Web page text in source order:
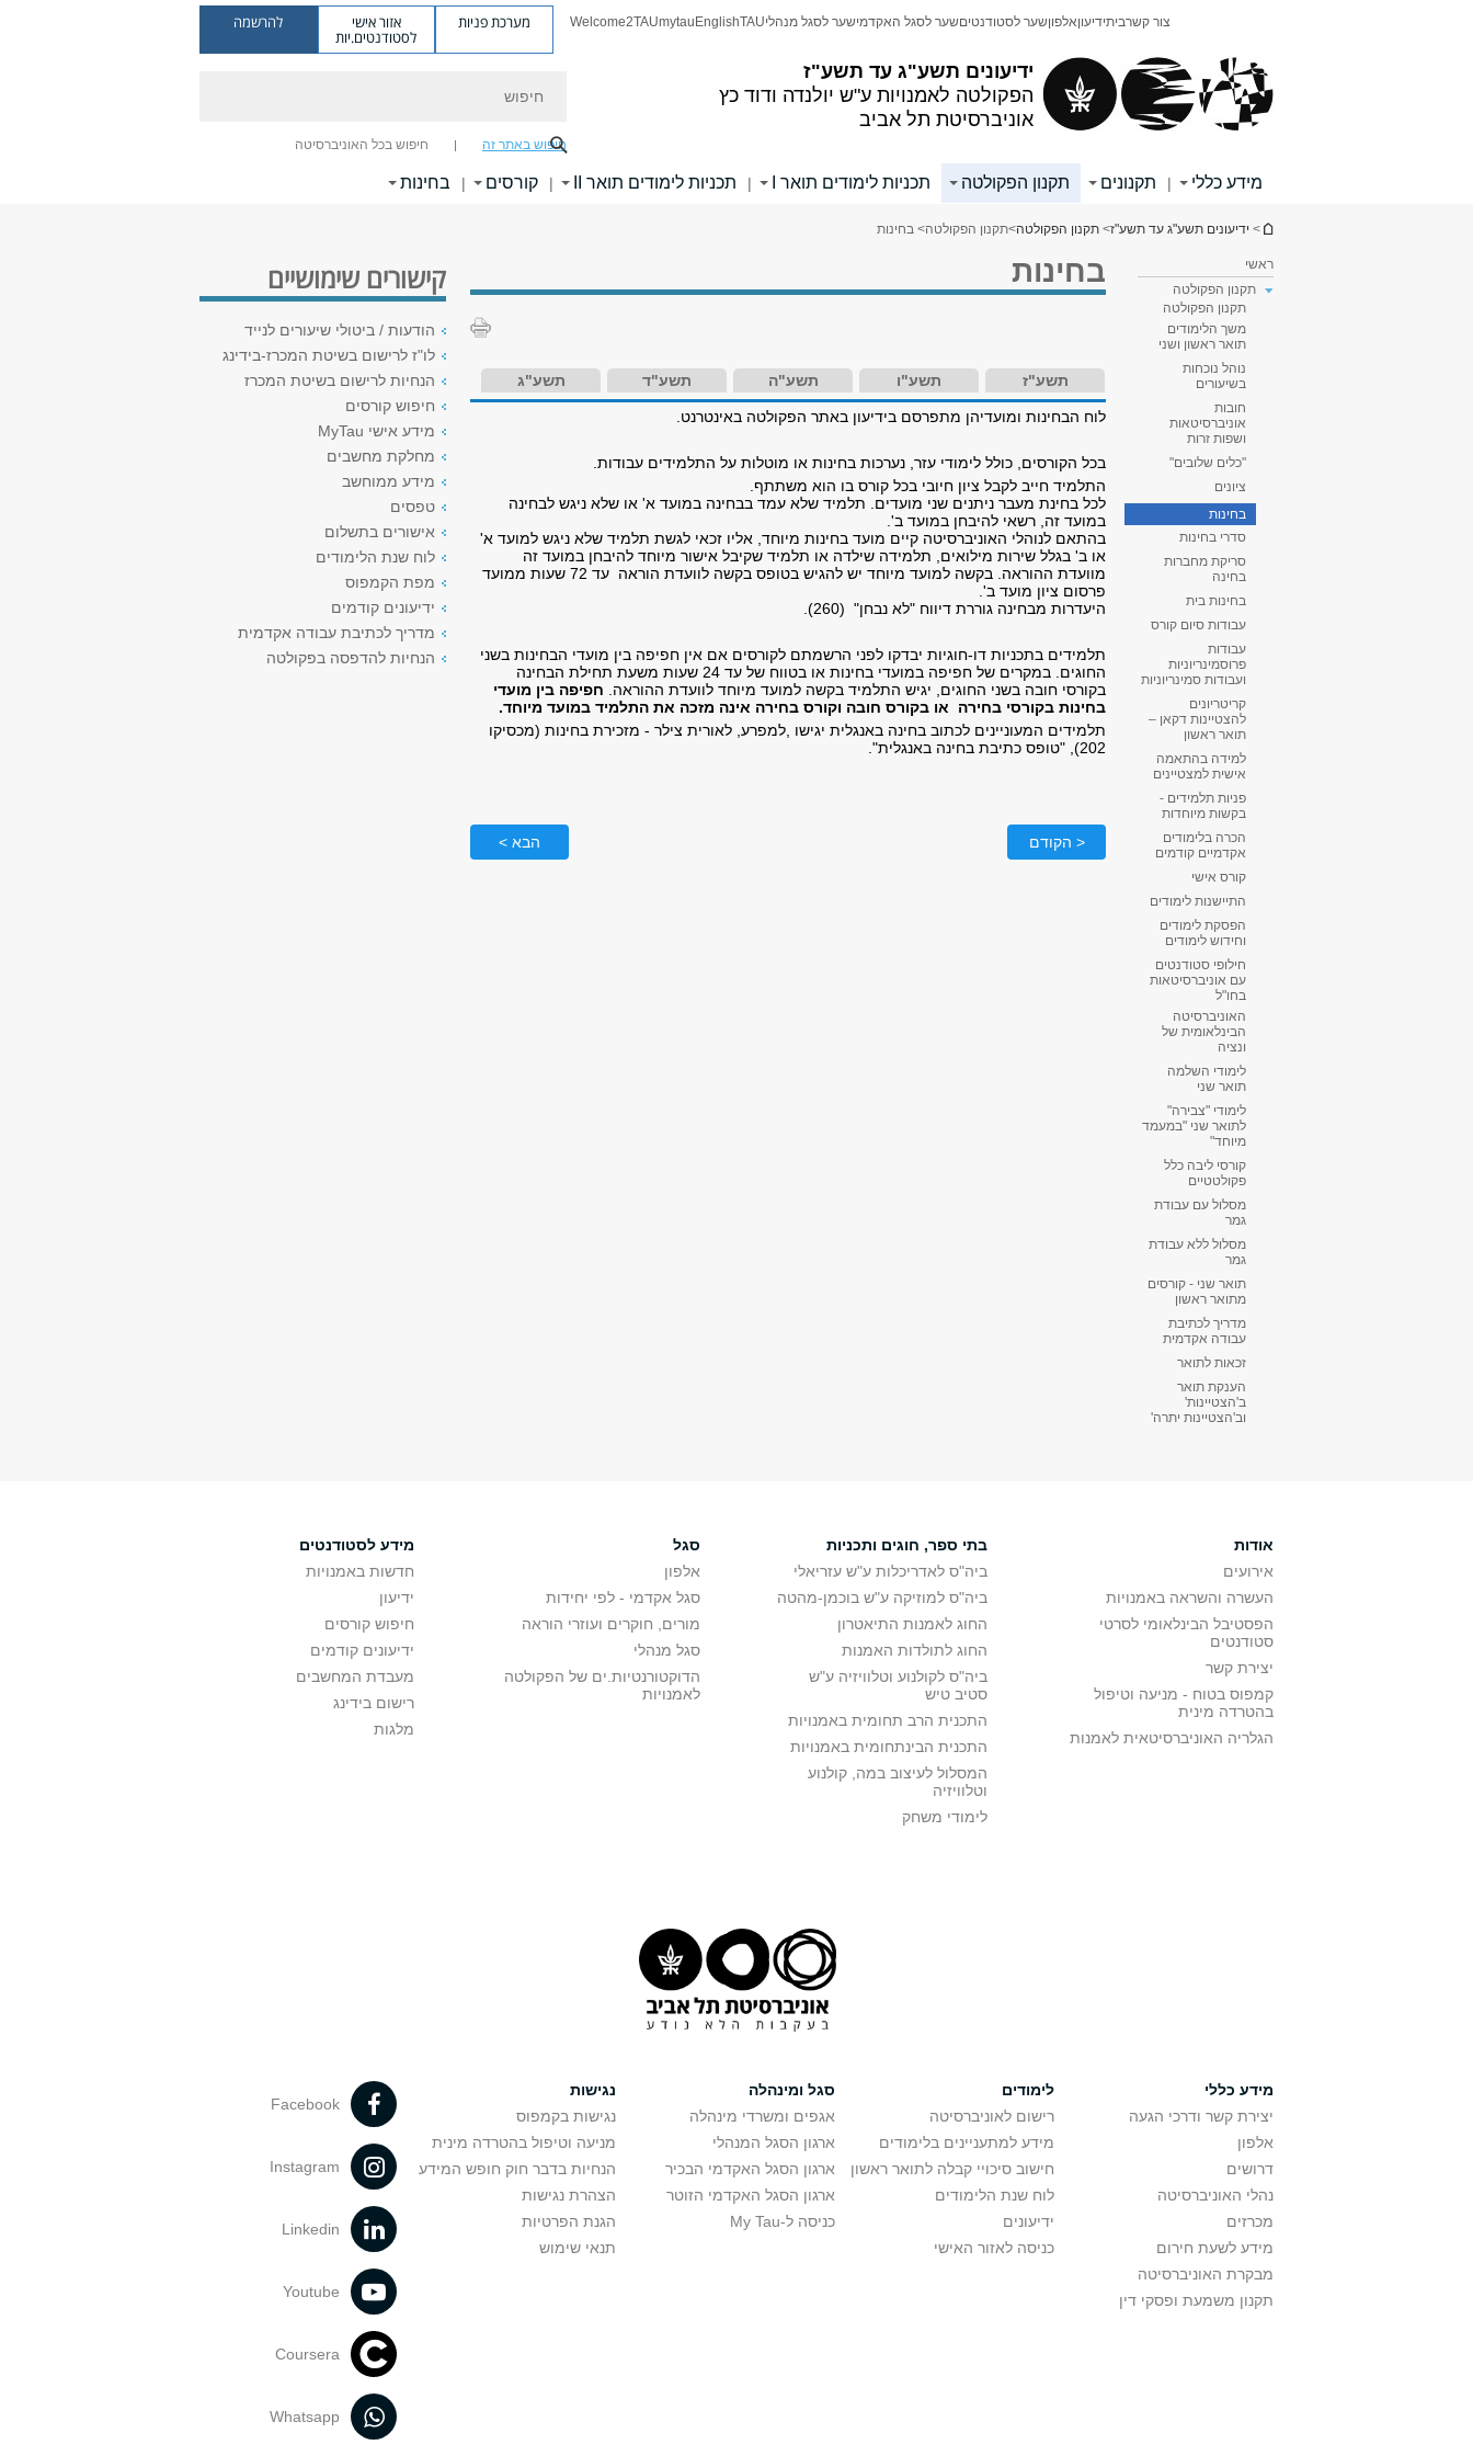
ידיעונים תשע"ג עד תשע"ז
הפקולטה לאמנויות ע"ש יולנדה ודוד כץ
אוניברסיטת תל אביב
צור קשרביתידיעוןאלפוןשער לסטודנטיםשער לסגל האקדמישער לסגל מנהליTAU
English
mytau
Welcome2TAU מערכת פניות אזור אישי
לסטודנטים.יות
להרשמה
חיפוש באתר זה חיפוש בכל האוניברסיטה
מידע כללי | תקנונים תקנון הפקולטה תכניות לימודים תואר I | תכניות לימודים תואר II | קורסים | בחינות
הינך נמצא כאן
> ידיעונים תשע"ג עד תשע"ז> תקנון הפקולטה>תקנון הפקולטה> בחינות
ראשי
תקנון הפקולטה
תקנון הפקולטה
משך הלימודים
תואר ראשון ושני
נוהל נוכחות
בשיעורים
חובות
אוניברסיטאות
ושפות זרות
"כלים שלובים"
ציונים
בחינות
סדרי בחינות
סריקת מחברות
בחינה
בחינות בית
עבודות סיום קורס
עבודות
פרוסמינריוניות
ועבודות סמינריוניות
קריטריונים
להצטיינות דקאן –
תואר ראשון
למידה בהתאמה
אישית למצטיינים
פניות תלמידים -
בקשות מיוחדות
הכרה בלימודים
אקדמיים קודמים
קורס אישי
התיישנות לימודים
הפסקת לימודים
וחידוש לימודים
חילופי סטודנטים
עם אוניברסיטאות
בחו"ל
האוניברסיטה
הבינלאומית של
ונציה
לימודי השלמה
תואר שני
לימודי "צבירה"
לתואר שני "במעמד
מיוחד"
קורסי ליבה כלל
פקולטטיים
מסלול עם עבודת
גמר
מסלול ללא עבודת
גמר
תואר שני - קורסים
מתואר ראשון
מדריך לכתיבת
עבודה אקדמית
זכאות לתואר
הענקת תואר
ב'הצטיינות'
וב'הצטיינות יתרה'
בחינות
תשע"ז תשע"ו תשע"ה תשע"ד תשע"ג
לוח הבחינות ומועדיהן מתפרסם בידיעון באתר הפקולטה באינטרנט.
בכל הקורסים, כולל לימודי עזר, נערכות בחינות או מוטלות על התלמידים עבודות.
התלמיד חייב לקבל ציון חיובי בכל קורס בו הוא משתתף.
לכל בחינת מעבר ניתנים שני מועדים. תלמיד שלא עמד בבחינה במועד א' או שלא ניגש לבחינה
במועד זה, רשאי להיבחן במועד ב'.
בהתאם לנוהלי האוניברסיטה קיים מועד בחינות מיוחד, אליו זכאי לגשת תלמיד שלא ניגש למועד א'
או ב' בגלל שירות מילואים, תלמידה שילדה או תלמיד שקיבל אישור מיוחד להיבחן במועד זה
מוועדת ההוראה. בקשה למועד מיוחד יש להגיש בטופס בקשה לוועדת הוראה עד 72 שעות ממועד
פרסום ציון מועד ב'.
היעדרות מבחינה גוררת דיווח "לא נבחן" (260).
תלמידים בתכניות דו-חוגיות יבדקו לפני הרשמתם לקורסים אם אין חפיפה בין מועדי הבחינות בשני
החוגים. במקרים של חפיפה במועדי בחינות או בטווח של עד 24 שעות משעת תחילת הבחינה
בקורסי חובה בשני החוגים, יגיש התלמיד בקשה למועד מיוחד לוועדת ההוראה. חפיפה בין מועדי
בחינות בקורסי בחירה או בקורס חובה וקורס בחירה אינה מזכה את התלמיד במועד מיוחד.
תלמידים המעוניינים לכתוב בחינה באנגלית יגישו ,למפרע, לאורית צילר - מזכירת בחינות (מכסיקו
202), "טופס כתיבת בחינה באנגלית".
< הקודם הבא >
קישורים שימושיים
הודעות / ביטולי שיעורים לנייד
לו"ז לרישום בשיטת המכרז-בידינג
הנחיות לרישום בשיטת המכרז
חיפוש קורסים
מידע אישי MyTau
מחלקת מחשבים
מידע ממוחשב
טפסים
אישורים בתשלום
לוח שנת הלימודים
מפת הקמפוס
ידיעונים קודמים
מדריך לכתיבת עבודה אקדמית
הנחיות להדפסה בפקולטה
אודות
אירועים
העשרה והשראה באמנויות
הפסטיבל הבינלאומי לסרטי
סטודנטים
יצירת קשר
קמפוס בטוח - מניעה וטיפול
בהטרדה מינית
הגלריה האוניברסיטאית לאמנות
בתי ספר, חוגים ותכניות
ביה"ס לאדריכלות ע"ש עזריאלי
ביה"ס למוזיקה ע"ש בוכמן-מהטה
החוג לאמנות התיאטרון
החוג לתולדות האמנות
ביה"ס לקולנוע וטלוויזיה ע"ש
סטיב טיש
התכנית הרב תחומית באמנויות
התכנית הבינתחומית באמנויות
המסלול לעיצוב במה, קולנוע
וטלוויזיה
לימודי משחק
סגל
אלפון
סגל אקדמי - לפי יחידות
מורים, חוקרים ועוזרי הוראה
סגל מנהלי
הדוקטורנטיות.ים של הפקולטה
לאמנויות
מידע לסטודנטים
חדשות באמנויות
ידיעון
חיפוש קורסים
ידיעונים קודמים
מעבדת המחשבים
רישום בידינג
מלגות
מידע כללי
יצירת קשר ודרכי הגעה
אלפון
דרושים
נהלי האוניברסיטה
מכרזים
מידע לשעת חירום
מבקרת האוניברסיטה
תקנון משמעת ופסקי דין
לימודים
רישום לאוניברסיטה
מידע למתעניינים בלימודים
חישוב סיכויי קבלה לתואר ראשון
לוח שנת הלימודים
ידיעונים
כניסה לאזור האישי
סגל ומינהלה
אגפים ומשרדי מינהלה
ארגון הסגל המנהלי
ארגון הסגל האקדמי הבכיר
ארגון הסגל האקדמי הזוטר
כניסה ל-My Tau
נגישות
נגישות בקמפוס
מניעה וטיפול בהטרדה מינית
הנחיות בדבר חוק חופש המידע
הצהרת נגישות
הגנת הפרטיות
תנאי שימוש
Facebook
Instagram
Linkedin
Youtube
Coursera
Whatsapp